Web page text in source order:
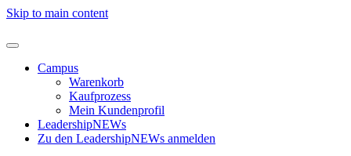
Skip to main content
Campus
Warenkorb
Kaufprozess
Mein Kundenprofil
LeadershipNEWs
Zu den LeadershipNEWs anmelden